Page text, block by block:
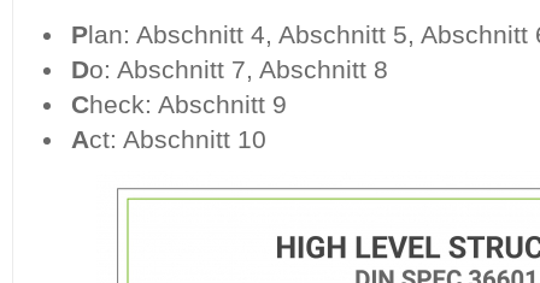
Plan: Abschnitt 4, Abschnitt 5, Abschnitt
Do: Abschnitt 7, Abschnitt 8
Check: Abschnitt 9
Act: Abschnitt 10